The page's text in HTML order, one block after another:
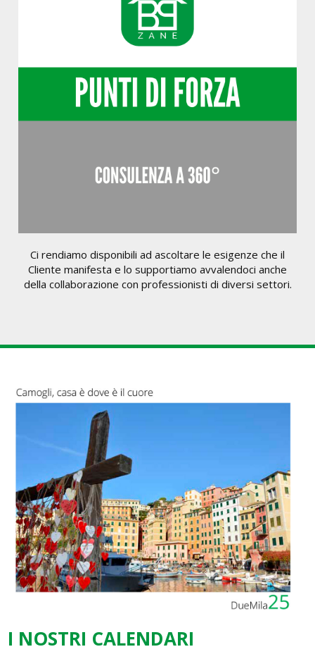
Ci rendiamo disponibili ad ascoltare le esigenze che il
Cliente manifesta e lo supportiamo avvalendoci anche
della collaborazione con professionisti di diversi settori.
I NOSTRI CALENDARI